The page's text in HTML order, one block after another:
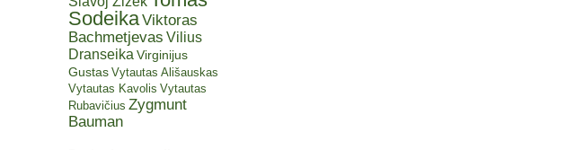
SodeikaViktoras
Bachmetjevas Vilius
Dranseika Virginijus
Gustas Vytautas Ališauskas
Vytautas Kavolis Vytautas
Rubavičius Zygmunt
Bauman